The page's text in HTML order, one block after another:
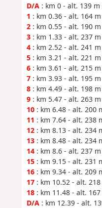
D/A: km 0 - alt. 139 m
1 : km 0.36 - alt. 164
2: km 0.55 - alt. 190
3: km 1.33 - alt. 237
4: km 2.52 - alt. 241
5: km 3.21 - alt. 221
6: km 3.61 - alt. 215
7: km 3.93 - alt. 195
8: km 4.49 - alt. 198
9: km 5.47 - alt. 263
10: km 6.48 - alt. 200
11 : km 7.64 - alt. 238
12: km 8.13 - alt. 234
13: km 8.48 - alt. 234
14: km 8.6 - alt. 237
15: km 9.15 - alt. 231
16: km 9.34 - alt. 209
17: km 10.52 - alt.
18: km 11.48 - alt.
D/A: km 12.39 - alt.